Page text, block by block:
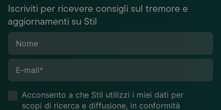
Iscriviti per ricevere consigli sul tremore e
aggiornamenti su Stil
Nome
E-mail*
Acconsento a che Stil utilizzi i miei dati per
scopi di ricerca e diffusione, in conformità